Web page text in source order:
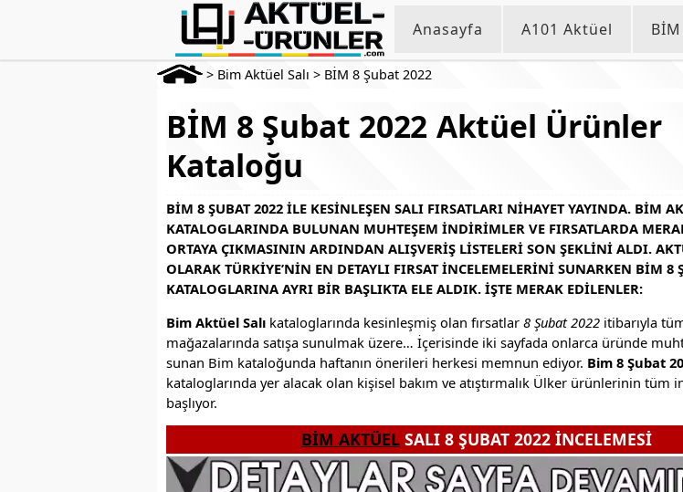
Anasayfa A101 Aktüel
> Bim Aktüel Salı > BİM 8 Şubat 2022
BİM 8 Şubat 2022 Aktüel Ürünler
Kataloğu
BIM 8 ŞUBAT 2022 ILE KESINLEŞEN SALI FIRSATLARI NIHAYET YAYINDA. BIM
KATALOGLARINDA BULUNAN MUHTEŞEM INDIRIMLER VE FIRSATLARDA
ORTAYA ÇIKMASININ ARDINDAN ALIŞVERIŞ LISTELERI SON ŞEKLINI ALDI.
OLARAK TÜRKIYE’NIN EN DETAYLI FIRSAT INCELEMELERINI SUNARKEN BIM 8
KATALOGLARINA AYRI BIR BAŞLIKTA ELE ALDIK. İŞTE MERAK EDILENLER:
Bim Aktüel Salı kataloglarında kesinleşmiş olan fırsatlar 8 Şubat 2022 itibarıyla
mağazalarında satışa sunulmak üzere… İçerisinde iki sayfada onlarca üründe
sunan Bim kataloğunda haftanın önerileri herkesi memnun ediyor. Bim 8 Şubat
kataloglarında yer alacak olan kişisel bakım ve atıştırmalık Ülker ürünlerinin tüm
başlıyor.
BİM AKTÜEL SALI 8 ŞUBAT 2022 İNCELEMESİ